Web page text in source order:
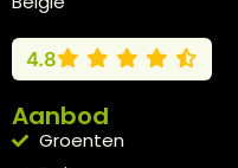
4.8
Aanbod
Groenten